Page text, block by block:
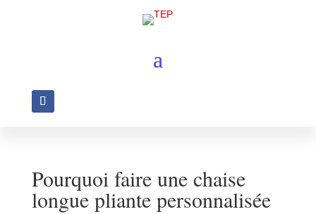
Pourquoi faire une chaise
longue pliante personnalisée